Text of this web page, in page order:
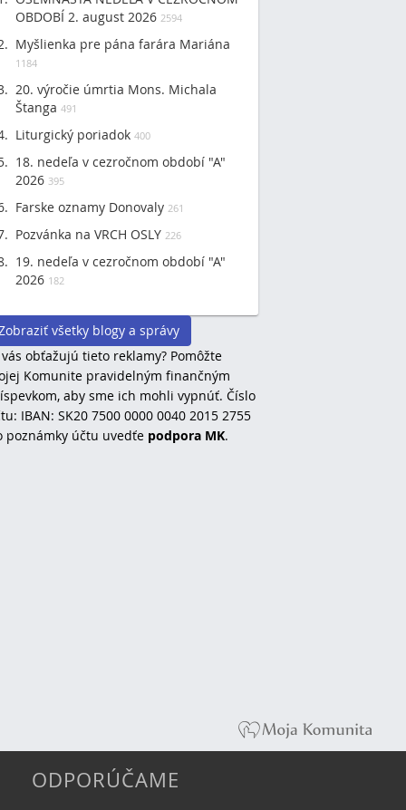
OBDOBÍ 2. august 2026 2594
Myšlienka pre pána farára Mariána
1184
20. výročie úmrtia Mons. Michala
Štanga 491
Liturgický poriadok 400
18. nedeľa v cezročnom období "A"
2026 395
Farske oznamy Donovaly 261
Pozvánka na VRCH OSLY 226
19. nedeľa v cezročnom období "A"
2026 182
všetky blogy a správy
obťažujú tieto reklamy? Pomôžte
Komunite pravidelným finančným
aby sme ich mohli vypnúť. Číslo
IBAN: SK20 7500 0000 0040 2015 2755
poznámky účtu uvedťe podpora MK.
ODPORÚČAME